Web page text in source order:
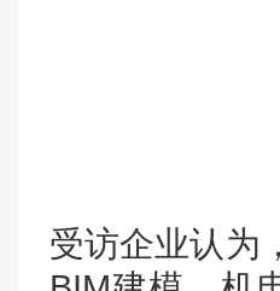
受访企业认为